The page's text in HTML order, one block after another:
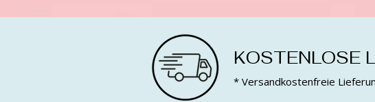
KOSTENLOSE
* Versandkostenfreie